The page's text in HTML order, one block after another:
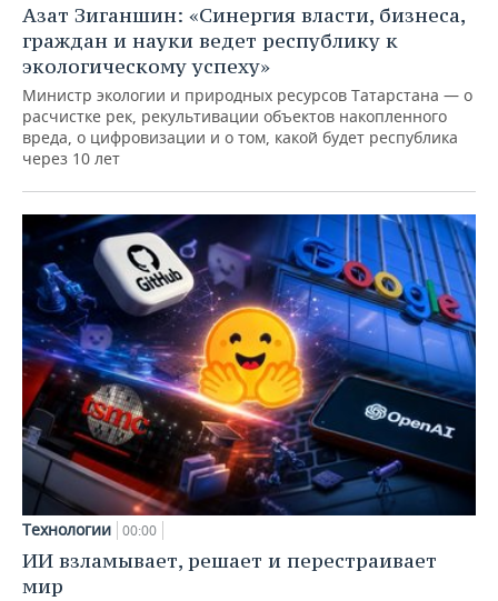
Азат Зиганшин: «Синергия власти, бизнеса,
граждан и науки ведет республику к
экологическому успеху»
Министр экологии и природных ресурсов Татарстана — о
расчистке рек, рекультивации объектов накопленного
вреда, о цифровизации и о том, какой будет республика
через 10 лет
Технологии 00:00
ИИ взламывает, решает и перестраивает
мир